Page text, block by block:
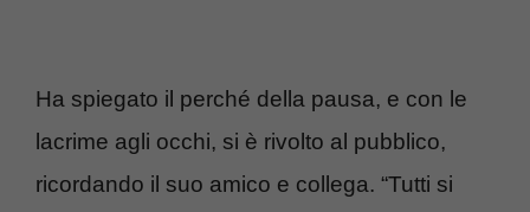
Ha spiegato il perché della pausa, e con le
lacrime agli occhi, si è rivolto al pubblico,
ricordando il suo amico e collega. “Tutti si